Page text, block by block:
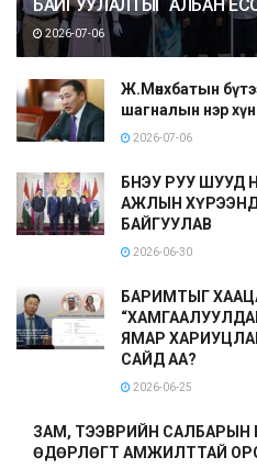
БАЙГУУЛАЛТЫГ АЛБАН
2026-07-06
Ж.Мөнхбатын
шагналын нэр
2026-07-06
БНЭУ РУУ ШУУД
АЖЛЫН
БАЙГУУЛАВ
2026-06-30
БАРИМТЫГ
ЯМАР
САЙД АА?
2026-06-25
ЗАМ, ТЭЭВРИЙН САЛБАРЫН
ӨДӨРЛӨГТ АМЖИЛТТАЙ